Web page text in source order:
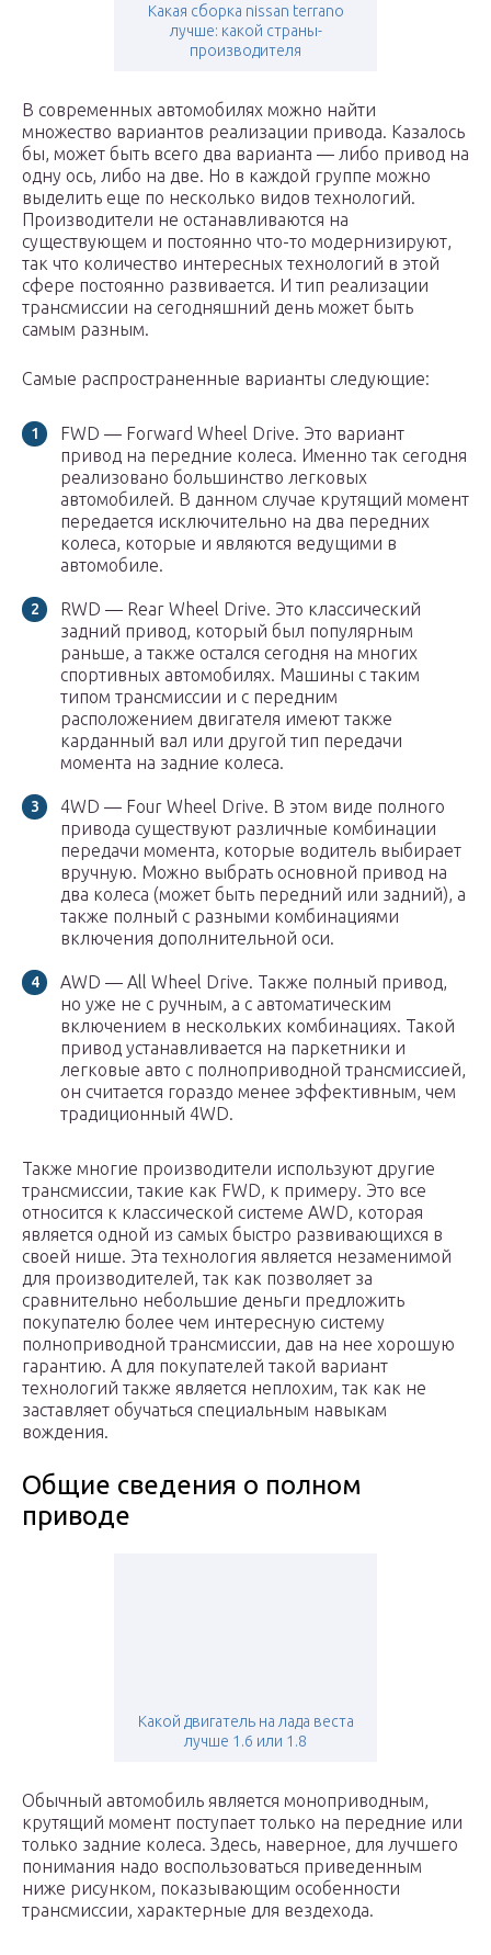
Какая сборка nissan terrano
лучше: какой страны-
производителя
В современных автомобилях можно найти
множество вариантов реализации привода. Казалось
бы, может быть всего два варианта — либо привод на
одну ось, либо на две. Но в каждой группе можно
выделить еще по несколько видов технологий.
Производители не останавливаются на
существующем и постоянно что-то модернизируют,
так что количество интересных технологий в этой
сфере постоянно развивается. И тип реализации
трансмиссии на сегодняшний день может быть
самым разным.
Самые распространенные варианты следующие:
FWD — Forward Wheel Drive. Это вариант
привод на передние колеса. Именно так сегодня
реализовано большинство легковых
автомобилей. В данном случае крутящий момент
передается исключительно на два передних
колеса, которые и являются ведущими в
автомобиле.
RWD — Rear Wheel Drive. Это классический
задний привод, который был популярным
раньше, а также остался сегодня на многих
спортивных автомобилях. Машины с таким
типом трансмиссии и с передним
расположением двигателя имеют также
карданный вал или другой тип передачи
момента на задние колеса.
4WD — Four Wheel Drive. В этом виде полного
привода существуют различные комбинации
передачи момента, которые водитель выбирает
вручную. Можно выбрать основной привод на
два колеса (может быть передний или задний), а
также полный с разными комбинациями
включения дополнительной оси.
AWD — All Wheel Drive. Также полный привод,
но уже не с ручным, а с автоматическим
включением в нескольких комбинациях. Такой
привод устанавливается на паркетники и
легковые авто с полноприводной трансмиссией,
он считается гораздо менее эффективным, чем
традиционный 4WD.
Также многие производители используют другие
трансмиссии, такие как FWD, к примеру. Это все
относится к классической системе AWD, которая
является одной из самых быстро развивающихся в
своей нише. Эта технология является незаменимой
для производителей, так как позволяет за
сравнительно небольшие деньги предложить
покупателю более чем интересную систему
полноприводной трансмиссии, дав на нее хорошую
гарантию. А для покупателей такой вариант
технологий также является неплохим, так как не
заставляет обучаться специальным навыкам
вождения.
Общие сведения о полном
приводе
Какой двигатель на лада веста
лучше 1.6 или 1.8
Обычный автомобиль является моноприводным,
крутящий момент поступает только на передние или
только задние колеса. Здесь, наверное, для лучшего
понимания надо воспользоваться приведенным
ниже рисунком, показывающим особенности
трансмиссии, характерные для вездехода.